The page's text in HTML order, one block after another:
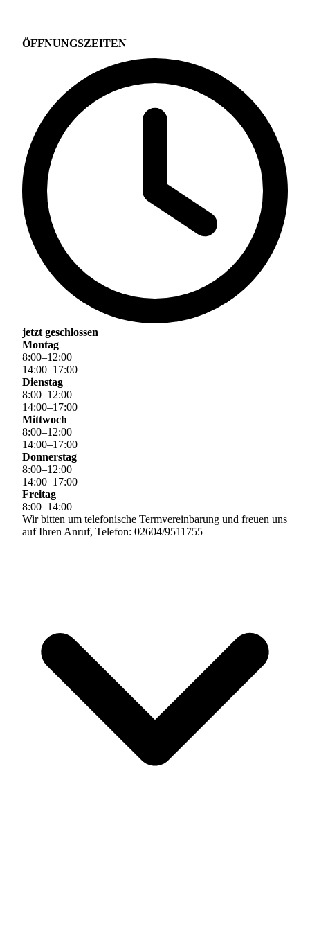
ÖFFNUNGSZEITEN
jetzt geschlossen
Montag
8:00–12:00
14:00–17:00
Dienstag
8:00–12:00
14:00–17:00
Mittwoch
8:00–12:00
14:00–17:00
Donnerstag
8:00–12:00
14:00–17:00
Freitag
8:00–14:00
Wir bitten um telefonische Termvereinbarung und freuen uns
auf Ihren Anruf, Telefon: 02604/9511755